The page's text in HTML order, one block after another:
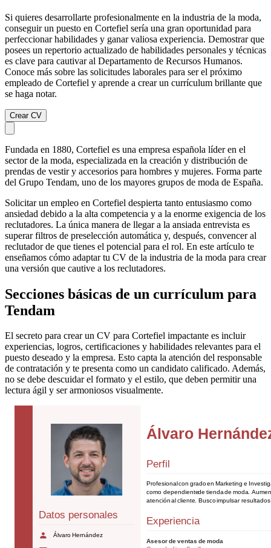
Si quieres desarrollarte profesionalmente en la industria de la moda,
conseguir un puesto en Cortefiel sería una gran oportunidad para
perfeccionar habilidades y ganar valiosa experiencia. Demostrar que
posees un repertorio actualizado de habilidades personales y técnicas
es clave para cautivar al Departamento de Recursos Humanos.
Conoce más sobre las solicitudes laborales para ser el próximo
empleado de Cortefiel y aprende a crear un currículum brillante que
se haga notar.
Crear CV
Fundada en 1880, Cortefiel es una empresa española líder en el
sector de la moda, especializada en la creación y distribución de
prendas de vestir y accesorios para hombres y mujeres. Forma parte
del Grupo Tendam, uno de los mayores grupos de moda de España.
Solicitar un empleo en Cortefiel despierta tanto entusiasmo como
ansiedad debido a la alta competencia y a la enorme exigencia de los
reclutadores. La única manera de llegar a la ansiada entrevista es
superar filtros de preselección automática y, después, convencer al
reclutador de que tienes el potencial para el rol. En este artículo te
enseñamos cómo adaptar tu CV de la industria de la moda para crear
una versión que cautive a los reclutadores.
Secciones básicas de un currículum para
Tendam
El secreto para crear un CV para Cortefiel impactante es incluir
experiencias, logros, certificaciones y habilidades relevantes para el
puesto deseado y la empresa. Esto capta la atención del responsable
de contratación y te presenta como un candidato calificado. Además,
no se debe descuidar el formato y el estilo, que deben permitir una
lectura ágil y ser armoniosos visualmente.